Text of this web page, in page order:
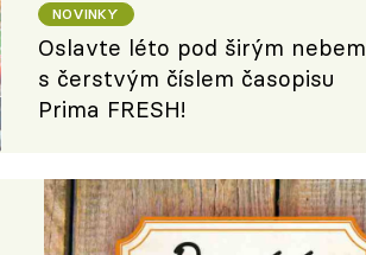
NOVINKY
Oslavte léto pod širým nebem
s čerstvým číslem časopisu
Prima FRESH!